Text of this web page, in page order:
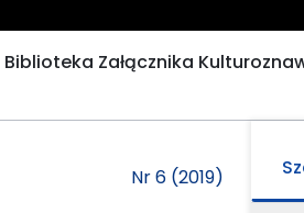
Biblioteka Załącznika
Nr 6 (2019)